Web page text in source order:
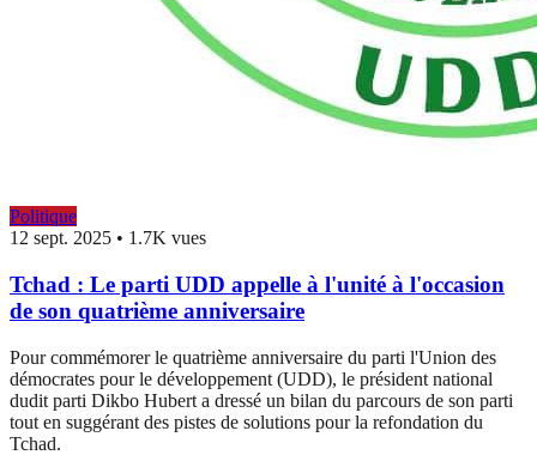
Politique
12 sept. 2025 • 1.7K vues
Tchad : Le parti UDD appelle à l'unité à l'occasion
de son quatrième anniversaire
Pour commémorer le quatrième anniversaire du parti l'Union des
démocrates pour le développement (UDD), le président national
dudit parti Dikbo Hubert a dressé un bilan du parcours de son parti
tout en suggérant des pistes de solutions pour la refondation du
Tchad.